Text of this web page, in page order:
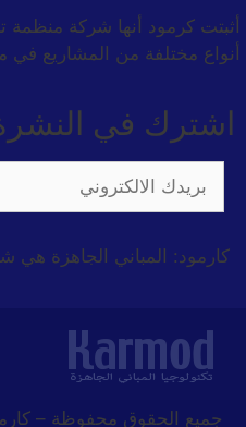
أثبتت كرمود أنها شركة منظمة
أنواع مختلفة من المشاريع
اشترك في النشرة
كارمود: المباني الجاهزة هي
جميع الحقوق محفوظة –